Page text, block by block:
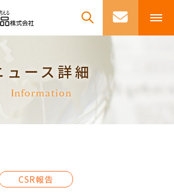
ュース詳細
Information
CSR報告